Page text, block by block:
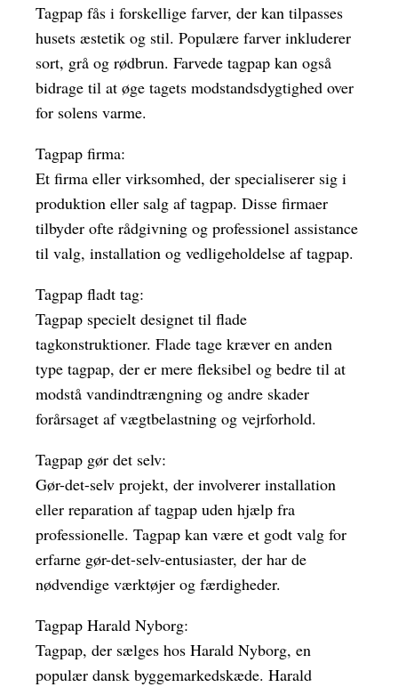
Tagpap fås i forskellige farver, der kan tilpasses
husets æstetik og stil. Populære farver inkluderer
sort, grå og rødbrun. Farvede tagpap kan også
bidrage til at øge tagets modstandsdygtighed over
for solens varme.
Tagpap firma:
Et firma eller virksomhed, der specialiserer sig i
produktion eller salg af tagpap. Disse firmaer
tilbyder ofte rådgivning og professionel assistance
til valg, installation og vedligeholdelse af tagpap.
Tagpap fladt tag:
Tagpap specielt designet til flade
tagkonstruktioner. Flade tage kræver en anden
type tagpap, der er mere fleksibel og bedre til at
modstå vandindtrængning og andre skader
forårsaget af vægtbelastning og vejrforhold.
Tagpap gør det selv:
Gør-det-selv projekt, der involverer installation
eller reparation af tagpap uden hjælp fra
professionelle. Tagpap kan være et godt valg for
erfarne gør-det-selv-entusiaster, der har de
nødvendige værktøjer og færdigheder.
Tagpap Harald Nyborg:
Tagpap, der sælges hos Harald Nyborg, en
populær dansk byggemarkedskæde. Harald